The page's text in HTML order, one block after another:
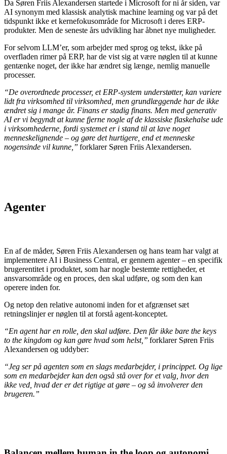
Da Søren Friis Alexandersen startede i Microsoft for ni år siden, var
AI synonym med klassisk analytisk machine learning og var på det
tidspunkt ikke et kernefokusområde for Microsoft i deres ERP-
produkter. Men de seneste års udvikling har åbnet nye muligheder.
For selvom LLM’er, som arbejder med sprog og tekst, ikke på
overfladen rimer på ERP, har de vist sig at være nøglen til at kunne
gentænke noget, der ikke har ændret sig længe, nemlig manuelle
processer.
“De overordnede processer, et ERP-system understøtter, kan variere
lidt fra virksomhed til virksomhed, men grundlæggende har de ikke
ændret sig i mange år. Finans er stadig finans. Men med generativ
AI er vi begyndt at kunne fjerne nogle af de klassiske flaskehalse ude
i virksomhederne, fordi systemet er i stand til at lave noget
menneskelignende – og gøre det hurtigere, end et menneske
nogensinde vil kunne,” forklarer Søren Friis Alexandersen.
Agenter
En af de måder, Søren Friis Alexandersen og hans team har valgt at
implementere AI i Business Central, er gennem agenter – en specifik
brugerentitet i produktet, som har nogle bestemte rettigheder, et
ansvarsområde og en proces, den skal udføre, og som den kan
operere inden for.
Og netop den relative autonomi inden for et afgrænset sæt
retningslinjer er nøglen til at forstå agent-konceptet.
“En agent har en rolle, den skal udføre. Den får ikke bare the keys
to the kingdom og kan gøre hvad som helst,” forklarer Søren Friis
Alexandersen og uddyber:
“Jeg ser på agenten som en slags medarbejder, i princippet. Og lige
som en medarbejder kan den også stå over for et valg, hvor den
ikke ved, hvad der er det rigtige at gøre – og så involverer den
brugeren.”